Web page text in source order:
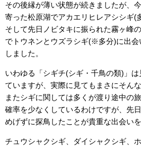
その後縁が薄い状態が続きましたが、
寄った松原湖でアカエリヒレアシシギ(
そして先日ノビタキに振られた霧ヶ峰
でトウネンとウズラシギ(※多分)に出
しました。
いわゆる「シギチ(シギ・千鳥の類)」
ていますが、実際に見てもまさにそんな
またシギに関しては多くが渡り途中の
確率を少なくしているわけですが、先
めげずに探鳥したことが貴重な出会い
チュウシャクシギ、ダイシャクシギ、